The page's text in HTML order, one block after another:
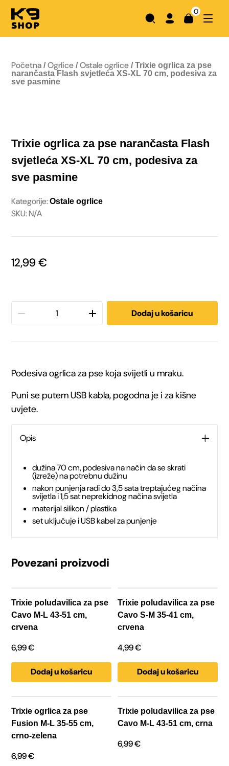
0
Početna /Ogrlice /Ostale ogrlice / Trixie ogrlica za pse
narančasta Flash svjetleća XS-XL 70 cm, podesiva za
sve pasmine
Trixie ogrlica za pse narančasta Flash
svjetleća XS-XL 70 cm, podesiva za
sve pasmine
Kategorije:Ostale ogrlice
SKU: N/A
12,99€
Trixie
pse
narančasta
svjetleća
sve
pasmine
Dodaj u košaricu
Podesiva ogrlica za pse koja svijetli u mraku.
Puni se putem USB kabla, pogodna je i za kišne
uvjete.
Opis
dužina 70 cm, podesiva na način da se skrati
(izreže) na potrebnu dužinu
nakon punjenja radi do 3,5 sata treptajućeg načina
svijetla i 1,5 sat neprekidnog načina svijetla
materijal silikon / plastika
set uključuje i USB kabel za punjenje
Povezani proizvodi
Trixie poludavilica za pse
Cavo M-L 43-51 cm,
crvena
6,99€
Dodaj u košaricu
Trixie poludavilica za pse
Cavo S-M 35-41 cm,
crvena
4,99€
Dodaj u košaricu
Trixie ogrlica za pse
Fusion M-L 35-55 cm,
crno-zelena
6,99€
Trixie poludavilica za pse
Cavo M-L 43-51 cm, crna
6,99€